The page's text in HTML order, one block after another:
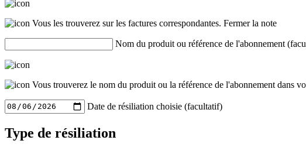
Vous les trouverez sur les factures correspondantes. Fermer la note
Nom du produit ou référence de l'abonnement
Vous trouverez le nom du produit ou la référence de l'abonnement dans
Date de résiliation choisie (facultatif)
Type de résiliation